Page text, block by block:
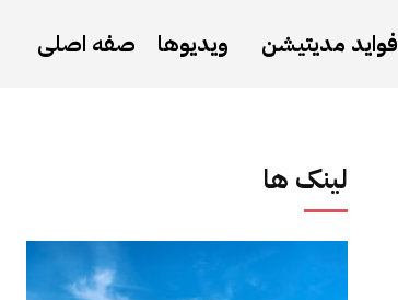
فواید مدیتیشن ویدیوها صفه اصلی
لینک ها